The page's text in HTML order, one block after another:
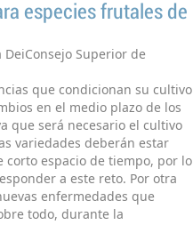
especies frutales de
Superior de
que condicionan su cultivo
en el medio plazo de los
que será necesario el cultivo
variedades deberán estar
espacio de tiempo, por lo
a este reto. Por otra
enfermedades que
todo, durante la